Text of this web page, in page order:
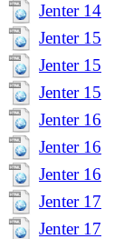
Jenter 14
Jenter 15
Jenter 15
Jenter 15
Jenter 16
Jenter 16
Jenter 16
Jenter 17
Jenter 17